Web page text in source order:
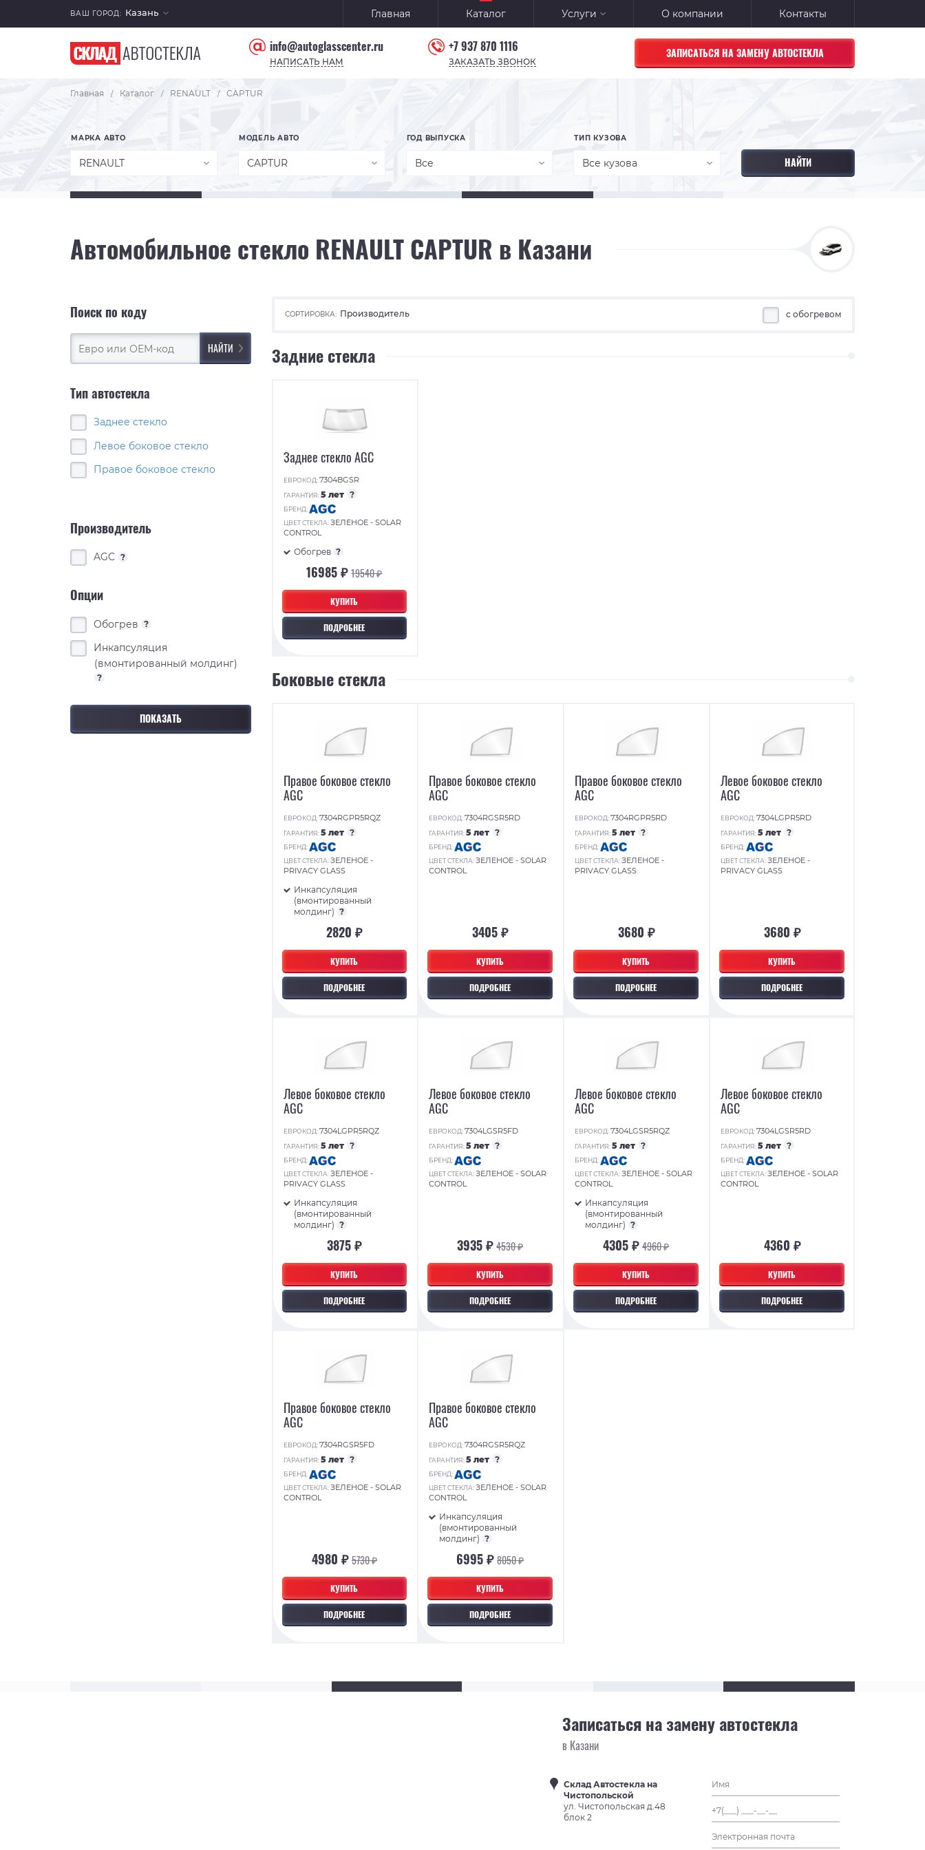
ВАШ ГОРОД: Казань Главная Каталог Услуги О компании Контакты
info@autoglasscenter.ru
НАПИСАТЬ НАМ
+7 937 870 1116
ЗАКАЗАТЬ ЗВОНОК
ЗАПИСАТЬСЯ НА ЗАМЕНУ АВТОСТЕКЛА
Главная / Каталог / RENAULT / CAPTUR
МАРКА АВТО
RENAULT
МОДЕЛЬ АВТО
CAPTUR
ГОД ВЫПУСКА
Все
ТИП КУЗОВА
Все кузова
Автомобильное стекло RENAULT CAPTUR в Казани
Поиск по коду
Тип автостекла
Заднее стекло
Левое боковое стекло
Правое боковое стекло
Производитель
AGC ?
Опции
Обогрев ?
Инкапсуляция
(вмонтированный молдинг)
?
СОРТИРОВКА: Производитель с обогревом
Задние стекла
КУПИТЬ
ПОДРОБНЕЕ
Заднее стекло AGC
ЕВРОКОД:7304BGSR
ГАРАНТИЯ:5 лет ?
БРЕНД:
ЦВЕТ СТЕКЛА:ЗЕЛЕНОЕ - SOLAR
CONTROL
Обогрев ?
16985 ₽19540 ₽
Боковые стекла
КУПИТЬ
ПОДРОБНЕЕ
Правое боковое стекло
AGC
ЕВРОКОД:7304RGPR5RQZ
ГАРАНТИЯ:5 лет ?
БРЕНД:
ЦВЕТ СТЕКЛА:ЗЕЛЕНОЕ -
PRIVACY GLASS
Инкапсуляция
(вмонтированный
молдинг) ?
2820 ₽
КУПИТЬ
ПОДРОБНЕЕ
Правое боковое стекло
AGC
ЕВРОКОД:7304RGSR5RD
ГАРАНТИЯ:5 лет ?
БРЕНД:
ЦВЕТ СТЕКЛА:ЗЕЛЕНОЕ - SOLAR
CONTROL
3405 ₽
КУПИТЬ
ПОДРОБНЕЕ
Правое боковое стекло
AGC
ЕВРОКОД:7304RGPR5RD
ГАРАНТИЯ:5 лет ?
БРЕНД:
ЦВЕТ СТЕКЛА:ЗЕЛЕНОЕ -
PRIVACY GLASS
3680 ₽
КУПИТЬ
ПОДРОБНЕЕ
Левое боковое стекло
AGC
ЕВРОКОД:7304LGPR5RD
ГАРАНТИЯ:5 лет ?
БРЕНД:
ЦВЕТ СТЕКЛА:ЗЕЛЕНОЕ -
PRIVACY GLASS
3680 ₽
КУПИТЬ
ПОДРОБНЕЕ
Левое боковое стекло
AGC
ЕВРОКОД:7304LGPR5RQZ
ГАРАНТИЯ:5 лет ?
БРЕНД:
ЦВЕТ СТЕКЛА:ЗЕЛЕНОЕ -
PRIVACY GLASS
Инкапсуляция
(вмонтированный
молдинг) ?
3875 ₽
КУПИТЬ
ПОДРОБНЕЕ
Левое боковое стекло
AGC
ЕВРОКОД:7304LGSR5FD
ГАРАНТИЯ:5 лет ?
БРЕНД:
ЦВЕТ СТЕКЛА:ЗЕЛЕНОЕ - SOLAR
CONTROL
3935 ₽4530 ₽
КУПИТЬ
ПОДРОБНЕЕ
Левое боковое стекло
AGC
ЕВРОКОД:7304LGSR5RQZ
ГАРАНТИЯ:5 лет ?
БРЕНД:
ЦВЕТ СТЕКЛА:ЗЕЛЕНОЕ - SOLAR
CONTROL
Инкапсуляция
(вмонтированный
молдинг) ?
4305 ₽4960 ₽
КУПИТЬ
ПОДРОБНЕЕ
Левое боковое стекло
AGC
ЕВРОКОД:7304LGSR5RD
ГАРАНТИЯ:5 лет ?
БРЕНД:
ЦВЕТ СТЕКЛА:ЗЕЛЕНОЕ - SOLAR
CONTROL
4360 ₽
КУПИТЬ
ПОДРОБНЕЕ
Правое боковое стекло
AGC
ЕВРОКОД:7304RGSR5FD
ГАРАНТИЯ:5 лет ?
БРЕНД:
ЦВЕТ СТЕКЛА:ЗЕЛЕНОЕ - SOLAR
CONTROL
4980 ₽5730 ₽
КУПИТЬ
ПОДРОБНЕЕ
Правое боковое стекло
AGC
ЕВРОКОД:7304RGSR5RQZ
ГАРАНТИЯ:5 лет ?
БРЕНД:
ЦВЕТ СТЕКЛА:ЗЕЛЕНОЕ - SOLAR
CONTROL
Инкапсуляция
(вмонтированный
молдинг) ?
6995 ₽8050 ₽
Записаться на замену автостекла
в Казани
Склад Автостекла на
Чистопольской
ул. Чистопольская д.48
блок 2